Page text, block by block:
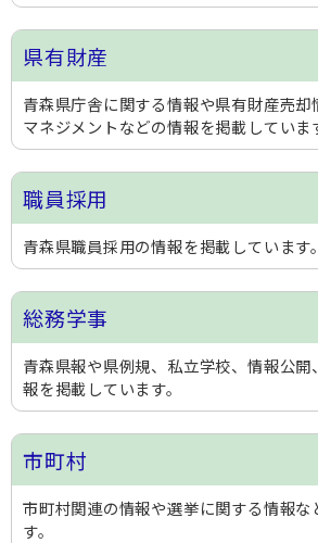
県有財産
青森県庁舎に関する情報や県有財産売却
マネジメントなどの情報を掲載していま
職員採用
青森県職員採用の情報を掲載しています。
総務学事
青森県報や県例規、私立学校、情報公
報を掲載しています。
市町村
市町村関連の情報や選挙に関する情報な
す。